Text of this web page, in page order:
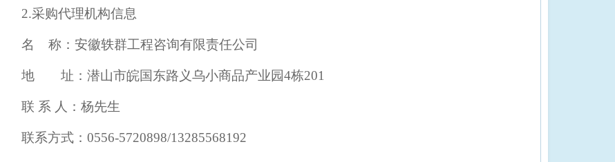
2.采购代理机构信息
名 称： 安徽轶群工程咨询有限责任公司
地 址： 潜山市皖国东路义乌小商品产业园4栋201
联 系 人： 杨先生
联系方式： 0556-5720898/13285568192